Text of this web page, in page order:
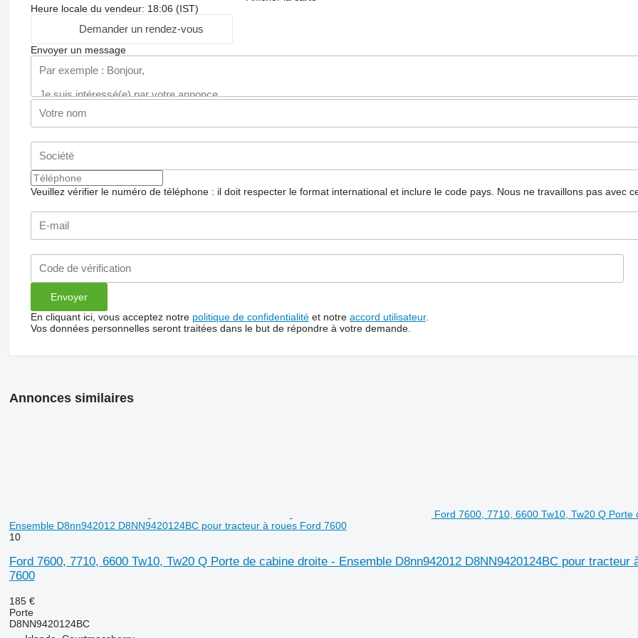
Heure locale du vendeur: 18:06 (IST)
Demander un rendez-vous
Envoyer un message
Veuillez vérifier le numéro de téléphone : il doit respecter le format international et inclure le code pays. Nous ne travaillons pas avec
En cliquant ici, vous acceptez notre politique de confidentialitéet notre accord utilisateur.
Vos données personnelles seront traitées dans le but de répondre à votre demande.
Annonces similaires
Ford 7600, 7710, 6600 Tw10, Tw20 Q Porte
Ensemble D8nn942012 D8NN9420124BC pour tracteur à roues Ford 7600
10
Ford 7600, 7710, 6600 Tw10, Tw20 Q Porte de cabine droite - Ensemble D8nn942012 D8NN9420124BC pour tracteur
7600
185 €
Porte
D8NN9420124BC